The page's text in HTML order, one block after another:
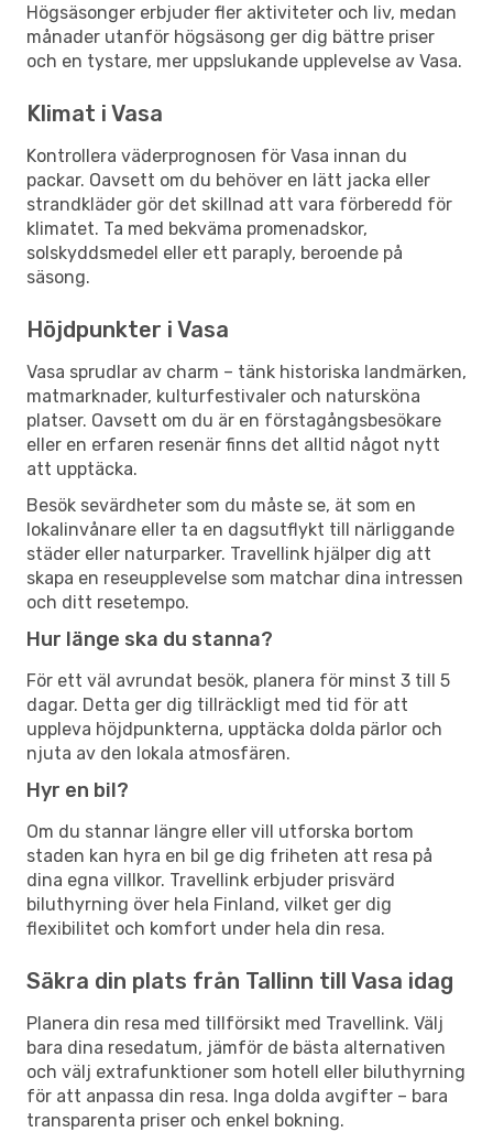
Högsäsonger erbjuder fler aktiviteter och liv, medan
månader utanför högsäsong ger dig bättre priser
och en tystare, mer uppslukande upplevelse av Vasa.
Klimat i Vasa
Kontrollera väderprognosen för Vasa innan du
packar. Oavsett om du behöver en lätt jacka eller
strandkläder gör det skillnad att vara förberedd för
klimatet. Ta med bekväma promenadskor,
solskyddsmedel eller ett paraply, beroende på
säsong.
Höjdpunkter i Vasa
Vasa sprudlar av charm – tänk historiska landmärken,
matmarknader, kulturfestivaler och natursköna
platser. Oavsett om du är en förstagångsbesökare
eller en erfaren resenär finns det alltid något nytt
att upptäcka.
Besök sevärdheter som du måste se, ät som en
lokalinvånare eller ta en dagsutflykt till närliggande
städer eller naturparker. Travellink hjälper dig att
skapa en reseupplevelse som matchar dina intressen
och ditt resetempo.
Hur länge ska du stanna?
För ett väl avrundat besök, planera för minst 3 till 5
dagar. Detta ger dig tillräckligt med tid för att
uppleva höjdpunkterna, upptäcka dolda pärlor och
njuta av den lokala atmosfären.
Hyr en bil?
Om du stannar längre eller vill utforska bortom
staden kan hyra en bil ge dig friheten att resa på
dina egna villkor. Travellink erbjuder prisvärd
biluthyrning över hela Finland, vilket ger dig
flexibilitet och komfort under hela din resa.
Säkra din plats från Tallinn till Vasa idag
Planera din resa med tillförsikt med Travellink. Välj
bara dina resedatum, jämför de bästa alternativen
och välj extrafunktioner som hotell eller biluthyrning
för att anpassa din resa. Inga dolda avgifter – bara
transparenta priser och enkel bokning.